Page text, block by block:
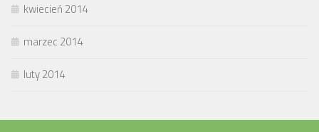
kwiecień 2014
marzec 2014
luty 2014